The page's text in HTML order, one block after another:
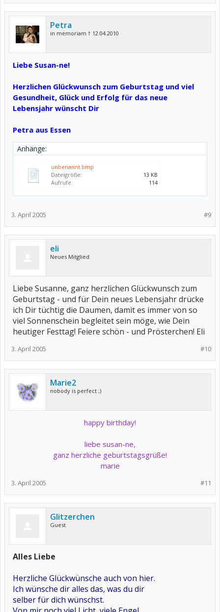
Petra
in memoriam † 12.04.2010
Liebe Susan-ne!
Herzlichen Glückwunsch zum Geburtstag und viel
Gesundheit, Glück und Erfolg für das neue
Lebensjahr wünscht Dir
Petra aus Essen
Anhänge:
unbenannt.bmp
Dateigröße:
13 KB
Aufrufe:
114
#9
3. April 2005
eli
Neues Mitglied
Liebe Susanne, ganz herzlichen Glückwunsch zum
Geburtstag - und für Dein neues Lebensjahr drücke
ich Dir tüchtig die Daumen, damit es immer von so
viel Sonnenschein begleitet sein möge, wie Dein
heutiger Festtag! Feiere schön - und Prösterchen! Eli
#10
3. April 2005
Marie2
nobody is perfect ;)
happy birthday!
liebe susan-ne,
ganz herzliche geburtstagsgrüße!
marie
#11
3. April 2005
Glitzerchen
Guest
Alles Liebe
Herzliche Glückwünsche auch von hier.
Ich wünsche dir alles das, was du dir
selber für dich wünschst.